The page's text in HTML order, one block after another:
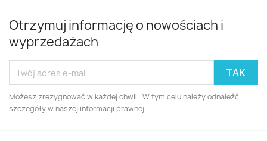
Otrzymuj informację o nowościach i
wyprzedażach
Możesz zrezygnować w każdej chwili. W tym celu należy odnaleźć
szczegóły w naszej informacji prawnej.